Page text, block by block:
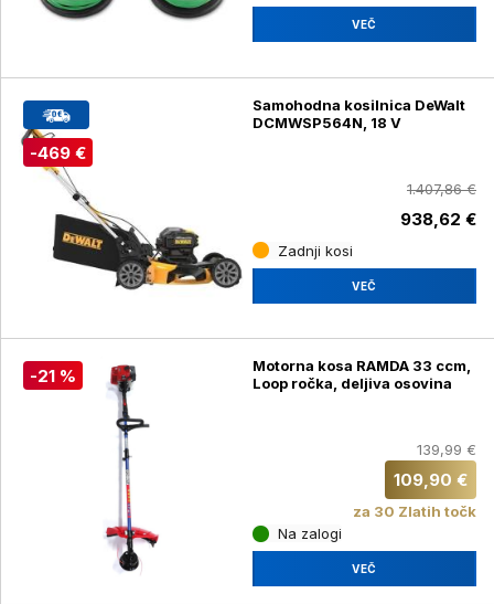
VEČ
-469 €
Samohodna kosilnica DeWalt
DCMWSP564N, 18 V
1.407,86 €
938,62 €
Zadnji kosi
VEČ
-21 %
Motorna kosa RAMDA 33 ccm,
Loop ročka, deljiva osovina
139,99 €
109,90 €
za 30 Zlatih točk
Na zalogi
VEČ